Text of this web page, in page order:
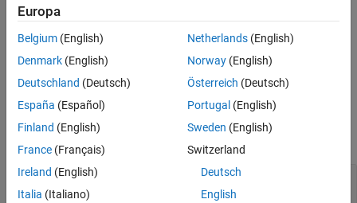
string
object,h.
An error is thrown if new EthernetInterfaceobject cannot be
Input Arguments
h—Hardware
object
Europa
Belgium (English)
Denmark (English)
Deutschland (Deutsch)
España (Español)
Finland (English)
France (Français)
Ireland (English)
Italia (Italiano)
Netherlands(English)
Norway(English)
Österreich (Deutsch)
Portugal (English)
Sweden (English)
Switzerland
Deutsch
English